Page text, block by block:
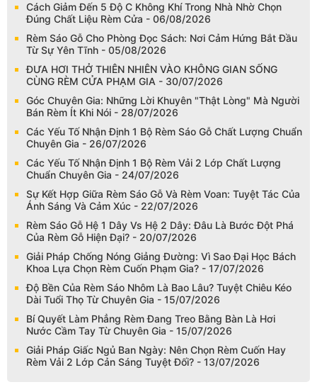
Cách Giảm Đến 5 Độ C Không Khí Trong Nhà Nhờ Chọn
Đúng Chất Liệu Rèm Cửa - 06/08/2026
Rèm Sáo Gỗ Cho Phòng Đọc Sách: Nơi Cảm Hứng Bắt Đầu
Từ Sự Yên Tĩnh - 05/08/2026
ĐƯA HƠI THỞ THIÊN NHIÊN VÀO KHÔNG GIAN SỐNG
CÙNG RÈM CỬA PHẠM GIA - 30/07/2026
Góc Chuyên Gia: Những Lời Khuyên "Thật Lòng" Mà Người
Bán Rèm Ít Khi Nói - 28/07/2026
Các Yếu Tố Nhận Định 1 Bộ Rèm Sáo Gỗ Chất Lượng Chuẩn
Chuyên Gia - 26/07/2026
Các Yếu Tố Nhận Định 1 Bộ Rèm Vải 2 Lớp Chất Lượng
Chuẩn Chuyên Gia - 24/07/2026
Sự Kết Hợp Giữa Rèm Sáo Gỗ Và Rèm Voan: Tuyệt Tác Của
Ánh Sáng Và Cảm Xúc - 22/07/2026
Rèm Sáo Gỗ Hệ 1 Dây Vs Hệ 2 Dây: Đâu Là Bước Đột Phá
Của Rèm Gỗ Hiện Đại? - 20/07/2026
Giải Pháp Chống Nóng Giảng Đường: Vì Sao Đại Học Bách
Khoa Lựa Chọn Rèm Cuốn Phạm Gia? - 17/07/2026
Độ Bền Của Rèm Sáo Nhôm Là Bao Lâu? Tuyệt Chiêu Kéo
Dài Tuổi Thọ Từ Chuyên Gia - 15/07/2026
Bí Quyết Làm Phẳng Rèm Đang Treo Bằng Bàn Là Hơi
Nước Cầm Tay Từ Chuyên Gia - 15/07/2026
Giải Pháp Giấc Ngủ Ban Ngày: Nên Chọn Rèm Cuốn Hay
Rèm Vải 2 Lớp Cản Sáng Tuyệt Đối? - 13/07/2026